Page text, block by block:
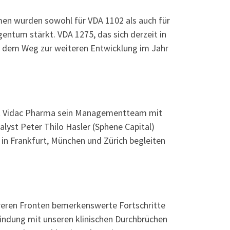
wurden sowohl für VDA 1102 als auch für
stärkt. VDA 1275, das sich derzeit in
Weg zur weiteren Entwicklung im Jahr
Pharma sein Managementteam mit
Peter Thilo Hasler (Sphene Capital)
Frankfurt, München und Zürich begleiten
Fronten bemerkenswerte Fortschritte
mit unseren klinischen Durchbrüchen